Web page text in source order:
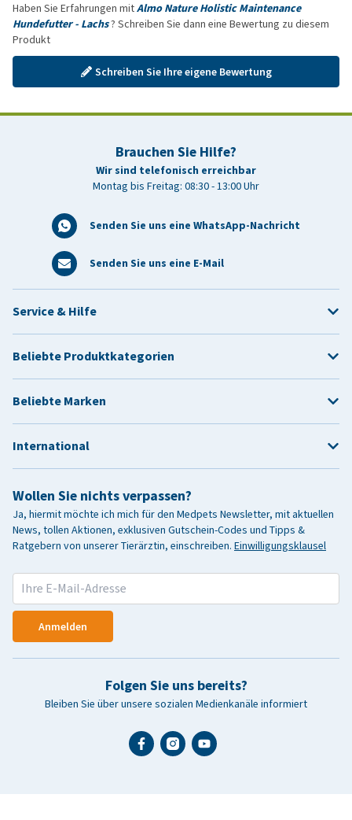
Haben Sie Erfahrungen mitAlmo Nature Holistic Maintenance
Hundefutter - Lachs? Schreiben Sie dann eine Bewertung zu diesem
Produkt
Schreiben Sie Ihre eigene Bewertung
Brauchen Sie Hilfe?
Wir sind telefonisch erreichbar
Montag bis Freitag: 08:30 - 13:00 Uhr
Senden Sie uns eine WhatsApp-Nachricht
Senden Sie uns eine E-Mail
Wollen Sie nichts verpassen?
Ja, hiermit möchte ich mich für den Medpets Newsletter, mit aktuellen
News, tollen Aktionen, exklusiven Gutschein-Codes und Tipps &
Ratgebern von unserer Tierärztin, einschreiben. Einwilligungsklausel
Anmelden
Folgen Sie uns bereits?
Bleiben Sie über unsere sozialen Medienkanäle informiert
Service & Hilfe
Beliebte Produktkategorien
Beliebte Marken
International